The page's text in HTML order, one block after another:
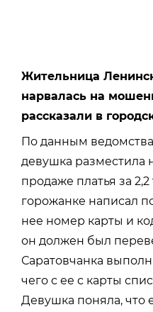
Жительница
нарвалась на
рассказали в
По данным
девушка разместила
продаже платья за
горожанке написал
нее номер карты и
он должен был
Саратовчанка
чего с ее с карты
Девушка поняла, что